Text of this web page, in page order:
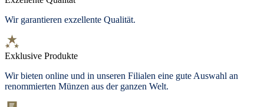
Wir garantieren exzellente Qualität.
Exklusive Produkte
Wir bieten online und in unseren Filialen eine gute Auswahl an
renommierten Münzen aus der ganzen Welt.